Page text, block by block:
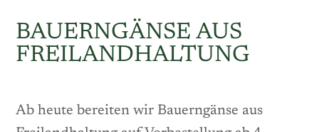
Steigerwald“
BAUERNGÄNSE AUS
FREILANDHALTUNG
Ab heute bereiten wir Bauerngänse aus